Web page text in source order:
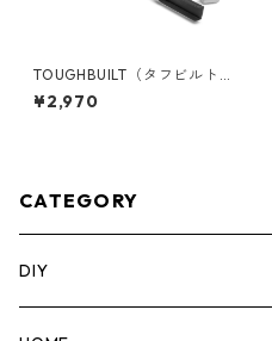
TOUGHBUILT（タフビルト）S
TACK TECH(スタックテック)
コードラップ TB-B1-A-31
¥2,970
CATEGORY
DIY